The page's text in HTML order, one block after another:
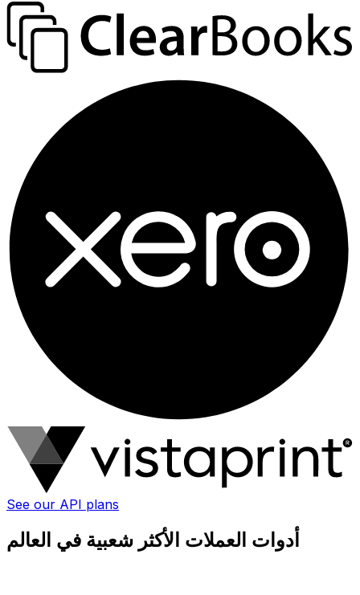
See our API plans
أدوات العملات الأكثر شعبية في العالم